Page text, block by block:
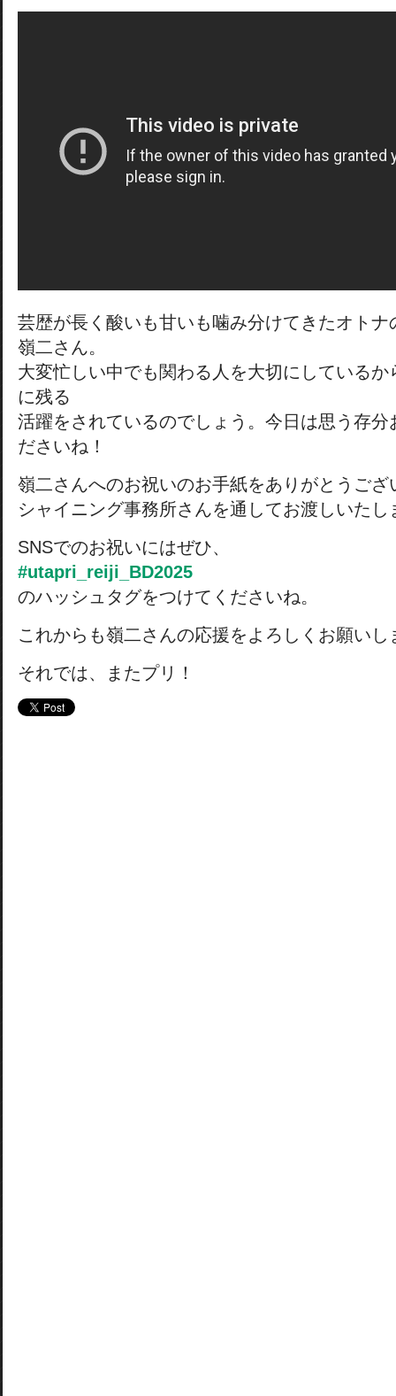
芸歴が長く酸いも甘いも噛み分けてきたオト
嶺二さん。
大変忙しい中でも関わる人を大切にしている
に残る
活躍をされているのでしょう。今日は思う存
ださいね！
嶺二さんへのお祝いのお手紙をありがとうござ
シャイニング事務所さんを通してお渡しいたし
SNSでのお祝いにはぜひ、
#utapri_reiji_BD2025
のハッシュタグをつけてくださいね。
これからも嶺二さんの応援をよろしくお願いし
それでは、またプリ！